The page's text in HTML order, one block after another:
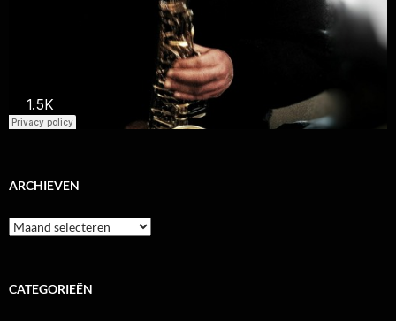
ARCHIEVEN
Archieven
CATEGORIEËN